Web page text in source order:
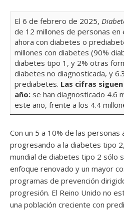
El 6 de febrero de 2025,
de 12 millones de personas en
ahora con diabetes o
millones con diabetes (90%
diabetes tipo 1, y 2% otras
diabetes no diagnosticada, y
prediabetes. Las cifras
año: se han diagnosticado 4.6
este año, frente a los 4.4
Con un 5 a 10% de las
progresando a la diabetes tipo
mundial de diabetes tipo 2 sólo
enfoque renovado y un mayor
programas de prevención
progresión. El Reino Unido no
una población creciente con